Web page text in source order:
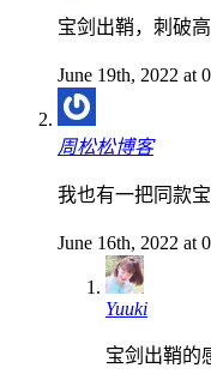
宝剑出鞘，刺破
June 19th, 2022 at
周松松博客
我也有一把同款
June 16th, 2022 at
Yuuki
宝剑出鞘的